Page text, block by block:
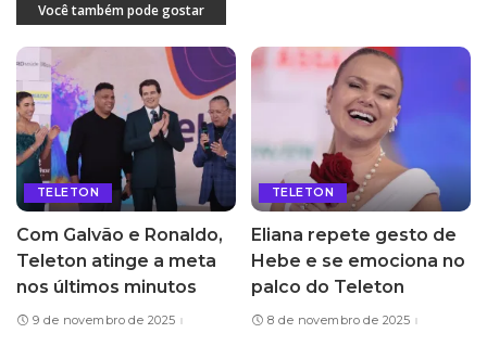
Você também pode gostar
TELETON
Com Galvão e Ronaldo,
Teleton atinge a meta
nos últimos minutos
9 de novembro de 2025
TELETON
Eliana repete gesto de
Hebe e se emociona no
palco do Teleton
8 de novembro de 2025